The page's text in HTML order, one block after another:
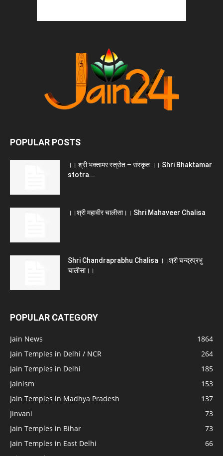
POPULAR POSTS
।। श्री भक्तामर स्त्रोत – संस्कृत ।। Shri Bhaktamar
stotra...
।।श्री महावीर चालीसा।। Shri Mahaveer Chalisa
Shri Chandraprabhu Chalisa ।।श्री चन्द्रप्रभु
चालीसा।।
POPULAR CATEGORY
Jain News
1864
Jain Temples in Delhi / NCR
264
Jain Temples in Delhi
185
Jainism
153
Jain Temples in Madhya Pradesh
137
Jinvani
73
Jain Temples in Bihar
73
Jain Temples in East Delhi
66